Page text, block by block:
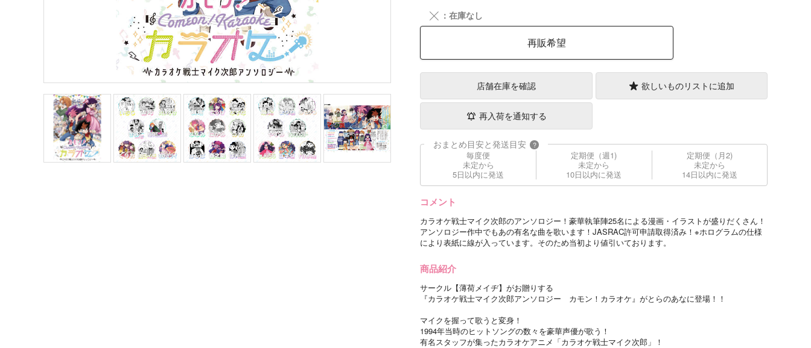
╳ ：在庫なし
再販希望
店舗在庫を確認 欲しいものリストに追加
再入荷を通知する
おまとめ目安と発送目安 ?
毎度便
未定から
5日以内に発送
定期便（週1)
未定から
10日以内に発送
定期便（月2)
未定から
14日以内に発送
コメント
カラオケ戦士マイク次郎のアンソロジー！豪華執筆陣25名による漫画・イラストが盛りだくさん！
アンソロジー作中でもあの有名な曲を歌います！JASRAC許可申請取得済み！※ホログラムの仕様
により表紙に線が入っています。そのため当初より値引いております。
商品紹介
サークル【薄荷メイヂ】がお贈りする
『カラオケ戦士マイク次郎アンソロジー カモン！カラオケ』がとらのあなに登場！！
マイクを握って歌うと変身！
1994年当時のヒットソングの数々を豪華声優が歌う！
有名スタッフが集ったカラオケアニメ「カラオケ戦士マイク次郎」！